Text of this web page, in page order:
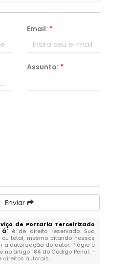
Email: *
Assunto: *
Enviar
de Portaria Terceirizado
" é de direito reservado. Sua
total, mesmo citando nossos
a autorização do autor. Plágio é
no artigo 184 do Código Penal. –
direitos autorais.